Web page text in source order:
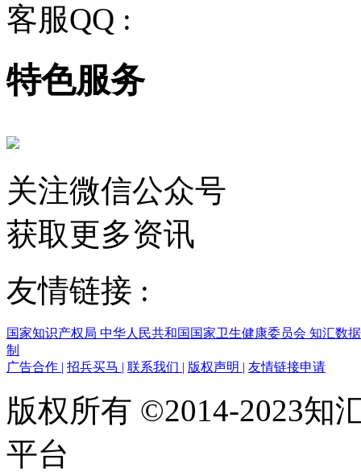
客服QQ :
特色服务
关注微信公众号
获取更多资讯
友情链接 :
国家知识产权局 中华人民共和国国家卫生健康委员会 知汇数
制
广告合作 | 招兵买马 | 联系我们 | 版权声明 | 友情链接申请
版权所有 ©2014-2023知
平台